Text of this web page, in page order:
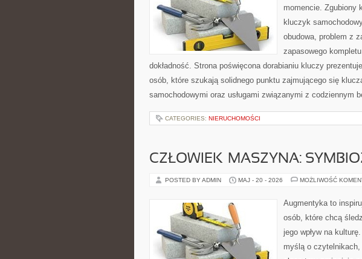
momencie. Zgubiony
kluczyk
obudowa, problem z
zapasowego
dokładność. Strona poświęcona dorabianiu kluczy
osób, które szukają solidnego punktu zajmującego się
samochodowymi oraz usługami związanymi z codziennym
CATEGORIES: NIERUCHOMOŚCI
CZŁOWIEK–MASZYNA:
POSTED BY ADMIN MAJ - 20 - 2026 MOŻLIWOŚĆ
Augmentyka to
osób, które chcą
jego wpływ na
myślą o